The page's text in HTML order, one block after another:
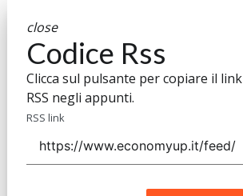
close
Codice Rss
Clicca sul pulsante per copiare il link
RSS negli appunti.
RSS link